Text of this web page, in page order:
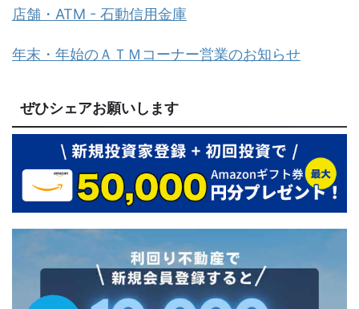
店舗・ATM - 石動信用金庫
年末・年始のＡＴＭコーナー営業のお知らせ
ぜひシェアお願いします